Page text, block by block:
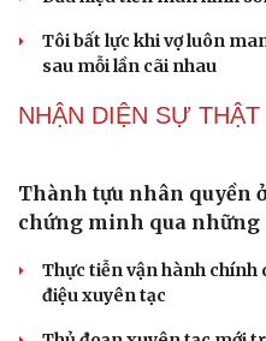
Đại tướng Phan Văn
định danh để bảo vệ bầu
ĐBQH đề xuất nhiều giải
chống vũ khí hủy diệt hàng
không cản trở hoạt động
PODCAST